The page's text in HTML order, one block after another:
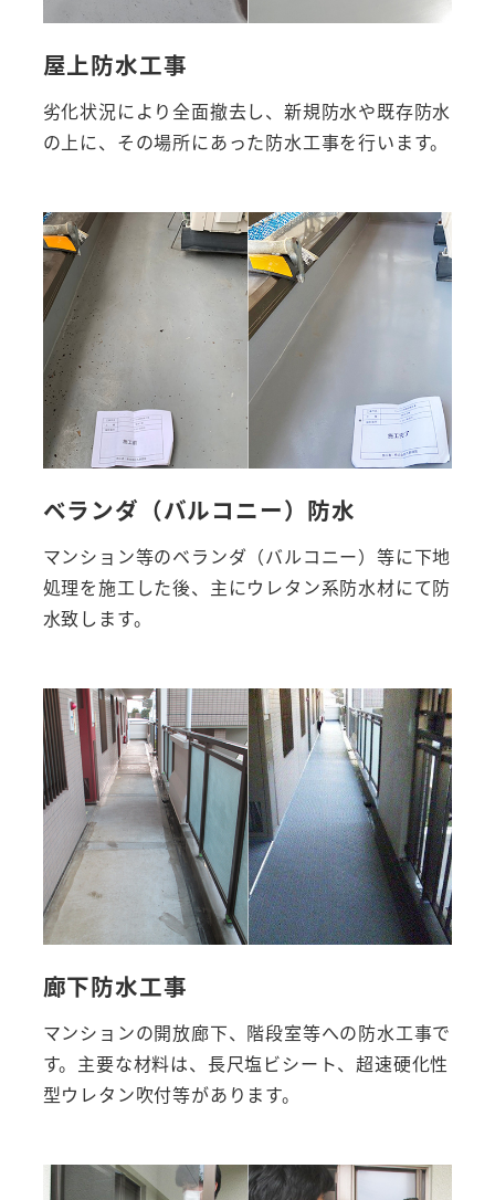
屋上防水工事
劣化状況により全面撤去し、新規防水や既存防水
の上に、その場所にあった防水工事を行います。
ベランダ（バルコニー）防水
マンション等のベランダ（バルコニー）等に下地
処理を施工した後、主にウレタン系防水材にて防
水致します。
廊下防水工事
マンションの開放廊下、階段室等への防水工事で
す。主要な材料は、長尺塩ビシート、超速硬化性
型ウレタン吹付等があります。